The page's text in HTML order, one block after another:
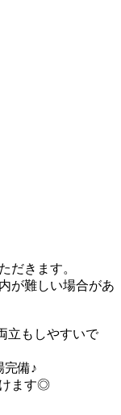
だきます。
が難しい場合があ
立もしやすいで
備♪
ます◎